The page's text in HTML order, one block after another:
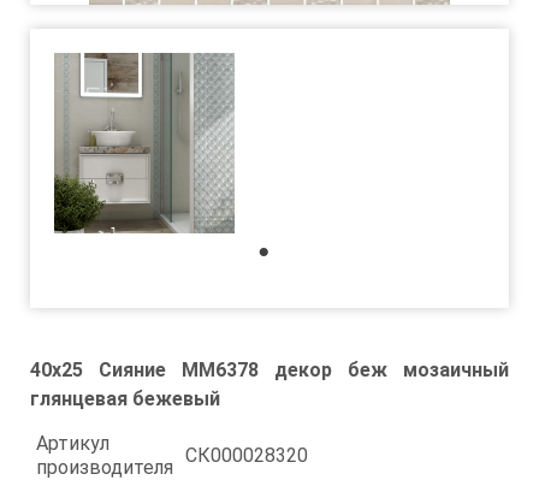
40x25 Сияние MM6378 декор беж мозаичный
глянцевая бежевый
Артикул
производителя
СК000028320